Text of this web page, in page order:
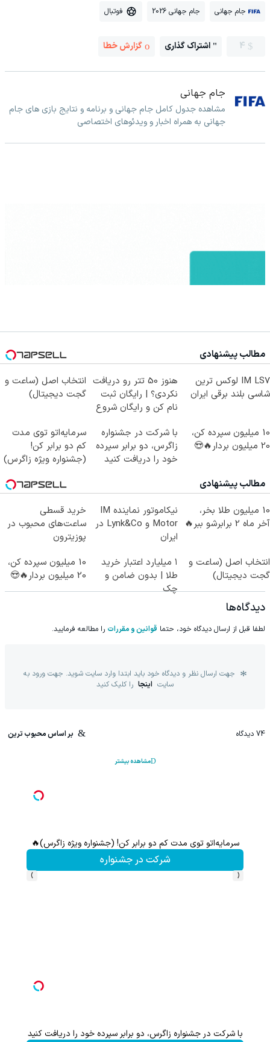
جام جهانی جام جهانی 2026 فوتبال
4 اشتراک گذاری گزارش خطا
جام جهانی
مشاهده جدول کامل جام جهانی و برنامه و نتایج بازی های جام
جهانی به همراه اخبار و ویدئوهای اختصاصی
مطالب پیشنهادی
IM LS7 لوکس ترین
شاسی بلند برقی ایران
هنوز 50 تتر رو دریافت
نکردی؟ | رایگان ثبت
نام کن و رایگان شروع
انتخاب اصل (ساعت و
گجت دیجیتال)
10 میلیون سپرده کن،
20 میلیون بردار🔥😍
با شرکت در جشنواره
زاگرس، دو برابر سپرده
خود را دریافت کنید
سرمایه‌اتو توی مدت
کم دو برابر کن!
(جشنواره ویژه زاگرس)
مطالب پیشنهادی
10 میلیون طلا بخر،
آخر ماه 2 برابرشو ببر🔥
نیکاموتور نماینده IM
Motor و Lynk&Co در
ایران
خرید قسطی
ساعت‌های محبوب در
پوزیترون
انتخاب اصل (ساعت و
گجت دیجیتال)
۱ میلیارد اعتبار خرید
طلا | بدون ضامن و
چک
10 میلیون سپرده کن،
20 میلیون بردار🔥😍
دیدگاه‌ها
لطفا قبل از ارسال دیدگاه خود، حتما قوانین و مقررات را مطالعه فرمایید.
جهت ارسال نظر و دیدگاه خود باید ابتدا وارد سایت شوید. جهت ورود به
سایت اینجا را کلیک کنید
74 دیدگاه بر اساس محبوب ترین
مشاهده بیشتر
سرمایه‌اتو توی مدت کم دو برابر کن! (جشنواره ویژه زاگرس)🔥
شرکت در جشنواره
‹
›
با شرکت در جشنواره زاگرس، دو برابر سپرده خود را دریافت کنید